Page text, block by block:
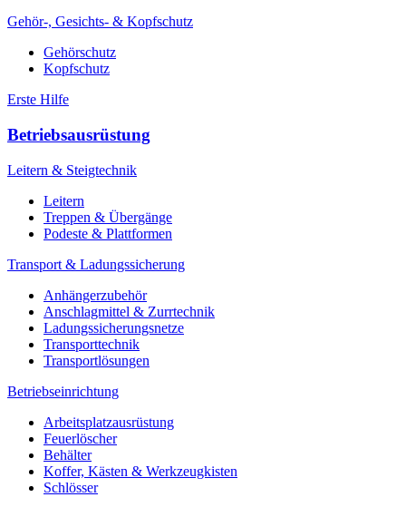
Gehör-, Gesichts- & Kopfschutz
Gehörschutz
Kopfschutz
Erste Hilfe
Betriebsausrüstung
Leitern & Steigtechnik
Leitern
Treppen & Übergänge
Podeste & Plattformen
Transport & Ladungssicherung
Anhängerzubehör
Anschlagmittel & Zurrtechnik
Ladungssicherungsnetze
Transporttechnik
Transportlösungen
Betriebseinrichtung
Arbeitsplatzausrüstung
Feuerlöscher
Behälter
Koffer, Kästen & Werkzeugkisten
Schlösser